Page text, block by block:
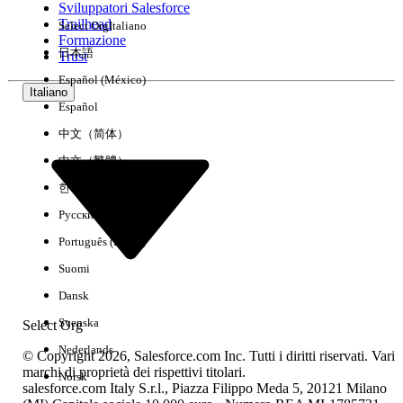
Esperienza
Nessun risultato
Sviluppatori Salesforce
Trailhead
Formazione
Trust
Italiano
Select Org
Select OrgItaliano
日本語
Español (México)
Español
中文（简体）
中文（繁體）
한국어
Русский
Português (Brasil)
Suomi
Dansk
Svenska
Nederlands
Norsk
© Copyright 2026, Salesforce.com Inc. Tutti i diritti riservati. Vari
marchi di proprietà dei rispettivi titolari.
salesforce.com Italy S.r.l., Piazza Filippo Meda 5, 20121 Milano